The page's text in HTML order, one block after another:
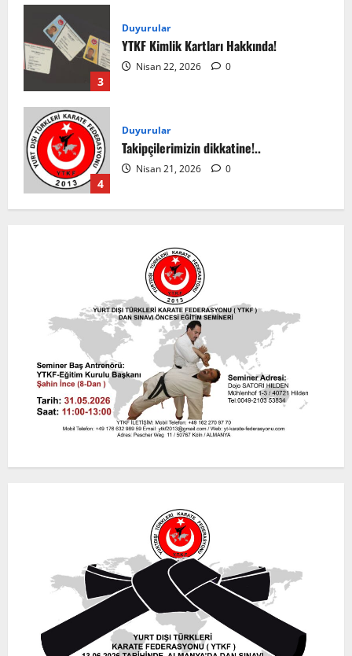
3
Duyurular
YTKF Kimlik Kartları Hakkında!
Nisan 22, 2026 0
4
Duyurular
Takipçilerimizin dikkatine!..
Nisan 21, 2026 0